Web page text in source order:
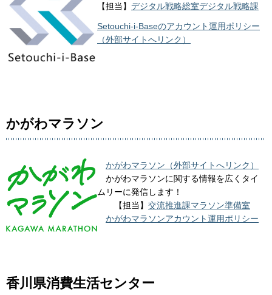
【担当】 デジタル戦略総室デジタル戦略課
Setouchi-i-Baseのアカウント運用ポリシー
（外部サイトへリンク）
かがわマラソン
かがわマラソン（外部サイトへリンク）
かがわマラソンに関する情報を広くタイ
ムリーに発信します！
【担当】 交流推進課マラソン準備室
かがわマラソンアカウント運用ポリシー
香川県消費生活センター